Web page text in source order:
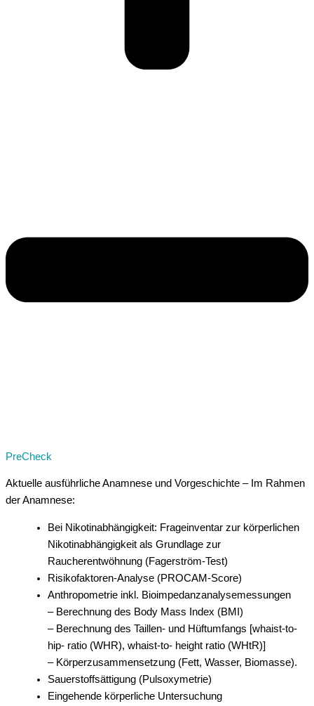
PreCheck
Aktuelle ausführliche Anamnese und Vorgeschichte – Im Rahmen
der Anamnese:
Bei Nikotinabhängigkeit: Frageinventar zur körperlichen
Nikotinabhängigkeit als Grundlage zur
Raucherentwöhnung (Fagerström-Test)
Risikofaktoren-Analyse (PROCAM-Score)
Anthropometrie inkl. Bioimpedanzanalysemessungen
– Berechnung des Body Mass Index (BMI)
– Berechnung des Taillen- und Hüftumfangs [whaist-to-
hip- ratio (WHR), whaist-to- height ratio (WHtR)]
– Körperzusammensetzung (Fett, Wasser, Biomasse).
Sauerstoffsättigung (Pulsoxymetrie)
Eingehende körperliche Untersuchung